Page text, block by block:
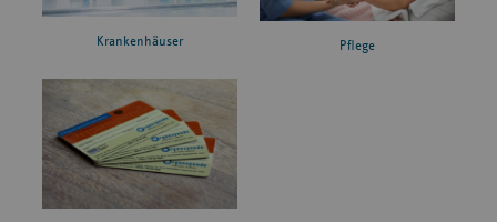
Krankenhäuser Pflege